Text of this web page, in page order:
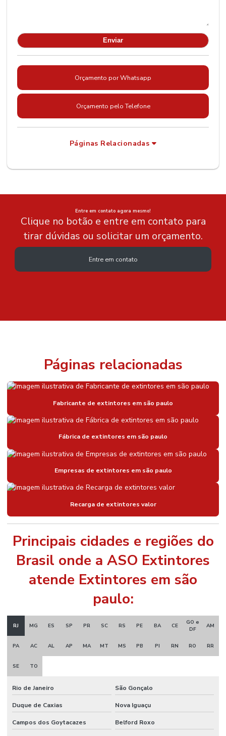
Orçamento por Whatsapp
Orçamento pelo Telefone
Páginas Relacionadas
Entre em contato agora mesmo!
Clique no botão e entre em contato para
tirar dúvidas ou solicitar um orçamento.
Entre em contato
Páginas relacionadas
Fabricante de extintores em são paulo
Fábrica de extintores em são paulo
Empresas de extintores em são paulo
Recarga de extintores valor
Principais cidades e regiões do
Brasil onde a ASO Extintores
atende Extintores em são
paulo:
RJ MG ES SP PR SC RS PE BA CE
GO e
DF
AM
PA AC AL AP MA MT MS PB PI RN RO RR
SE TO
Rio de Janeiro São Gonçalo
Duque de Caxias Nova Iguaçu
Campos dos Goytacazes Belford Roxo